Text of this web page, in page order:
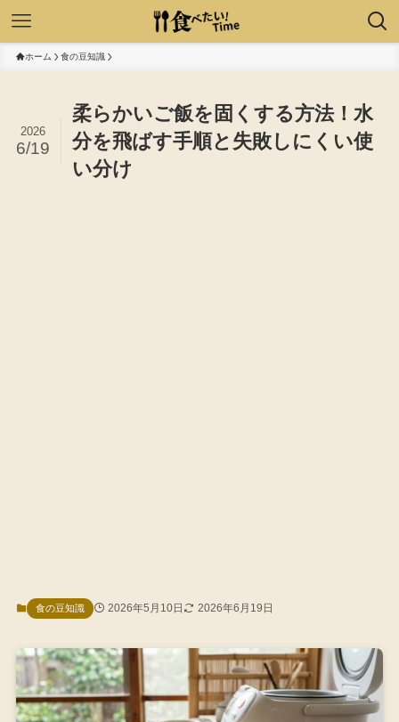
ホーム 食の豆知識
柔らかいご飯を固くする方法！水
分を飛ばす手順と失敗しにくい使
い分け
2026
6/19
食の豆知識 2026年5月10日 2026年6月19日